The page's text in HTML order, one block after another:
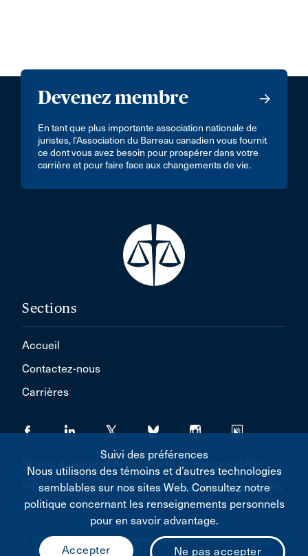
Devenez membre
En tant que plus importante association nationale de
juristes, l’Association du Barreau canadien vous fournit
ce dont vous avez besoin pour prospérer dans votre
carrière et pour faire face aux changements de vie.
Sections
Accueil
Contactez-nous
Carrières
Règles d'usage et dégagement de responsabilité
Politique concernant les renseignements personnels
© Droit d'auteur 2026 L'Association du Barreau canadien
Suivi des préférences
Nous utilisons des témoins et d’autres technologies
semblables sur nos sites Web. Consultez notre
politique concernant les renseignements personnels
pour en savoir advantage.